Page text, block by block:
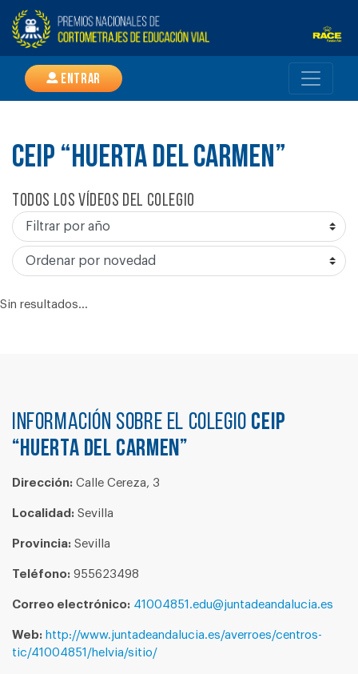
Entrar
CEIP “HUERTA DEL CARMEN”
Todos los vídeos del colegio
Sin resultados...
Información sobre el colegio CEIP
“HUERTA DEL CARMEN”
Dirección: Calle Cereza, 3
Localidad: Sevilla
Provincia: Sevilla
Teléfono: 955623498
Correo electrónico: 41004851.edu@juntadeandalucia.es
Web: http://www.juntadeandalucia.es/averroes/centros-
tic/41004851/helvia/sitio/